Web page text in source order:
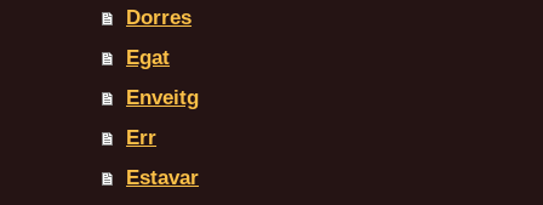
Dorres
Egat
Enveitg
Err
Estavar